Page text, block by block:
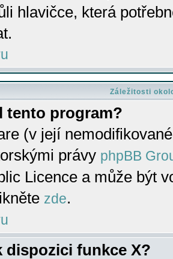
hlavičce, která
Záležitosti
tento program?
(v její
právy phpBB
Licence a může být
zde.
dispozici funkce X?